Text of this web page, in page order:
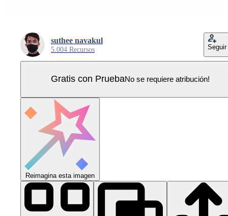
suthee navakul
5.004 Recursos Seguir
Gratis con PruebaNo se requiere atribución!
Reimagina esta imagen